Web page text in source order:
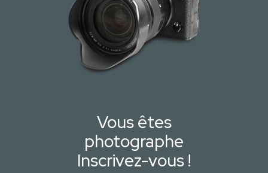
Vous êtes
photographe
Inscrivez-vous !